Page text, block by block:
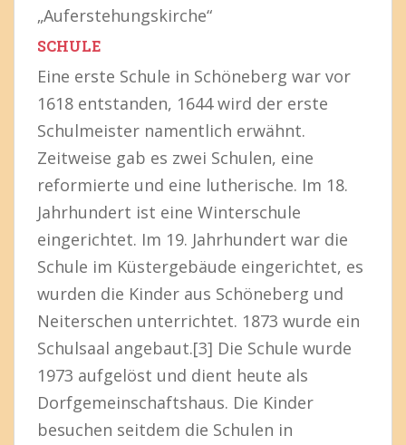
„Auferstehungskirche“
SCHULE
Eine erste Schule in Schöneberg war vor
1618 entstanden, 1644 wird der erste
Schulmeister namentlich erwähnt.
Zeitweise gab es zwei Schulen, eine
reformierte und eine lutherische. Im 18.
Jahrhundert ist eine Winterschule
eingerichtet. Im 19. Jahrhundert war die
Schule im Küstergebäude eingerichtet, es
wurden die Kinder aus Schöneberg und
Neiterschen unterrichtet. 1873 wurde ein
Schulsaal angebaut.[3] Die Schule wurde
1973 aufgelöst und dient heute als
Dorfgemeinschaftshaus. Die Kinder
besuchen seitdem die Schulen in